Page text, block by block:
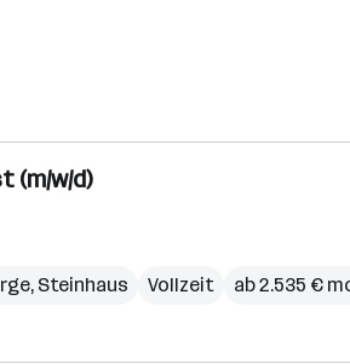
(m/w/d)
, Steinhaus Vollzeit ab 2.535 €